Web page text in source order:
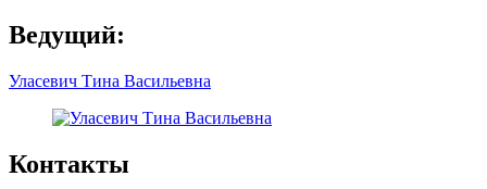
Ведущий:
Уласевич Тина Васильевна
Контакты